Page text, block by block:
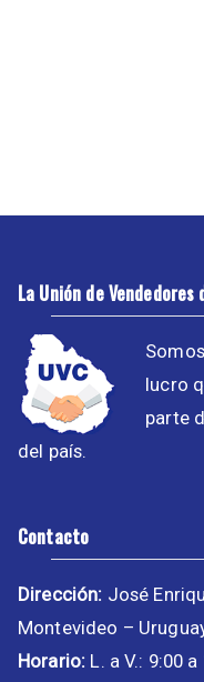
La Unión de Vendedores
lucro
parte
del país.
Contacto
Dirección: José
Montevideo –
Horario: L. a V.: 9:00